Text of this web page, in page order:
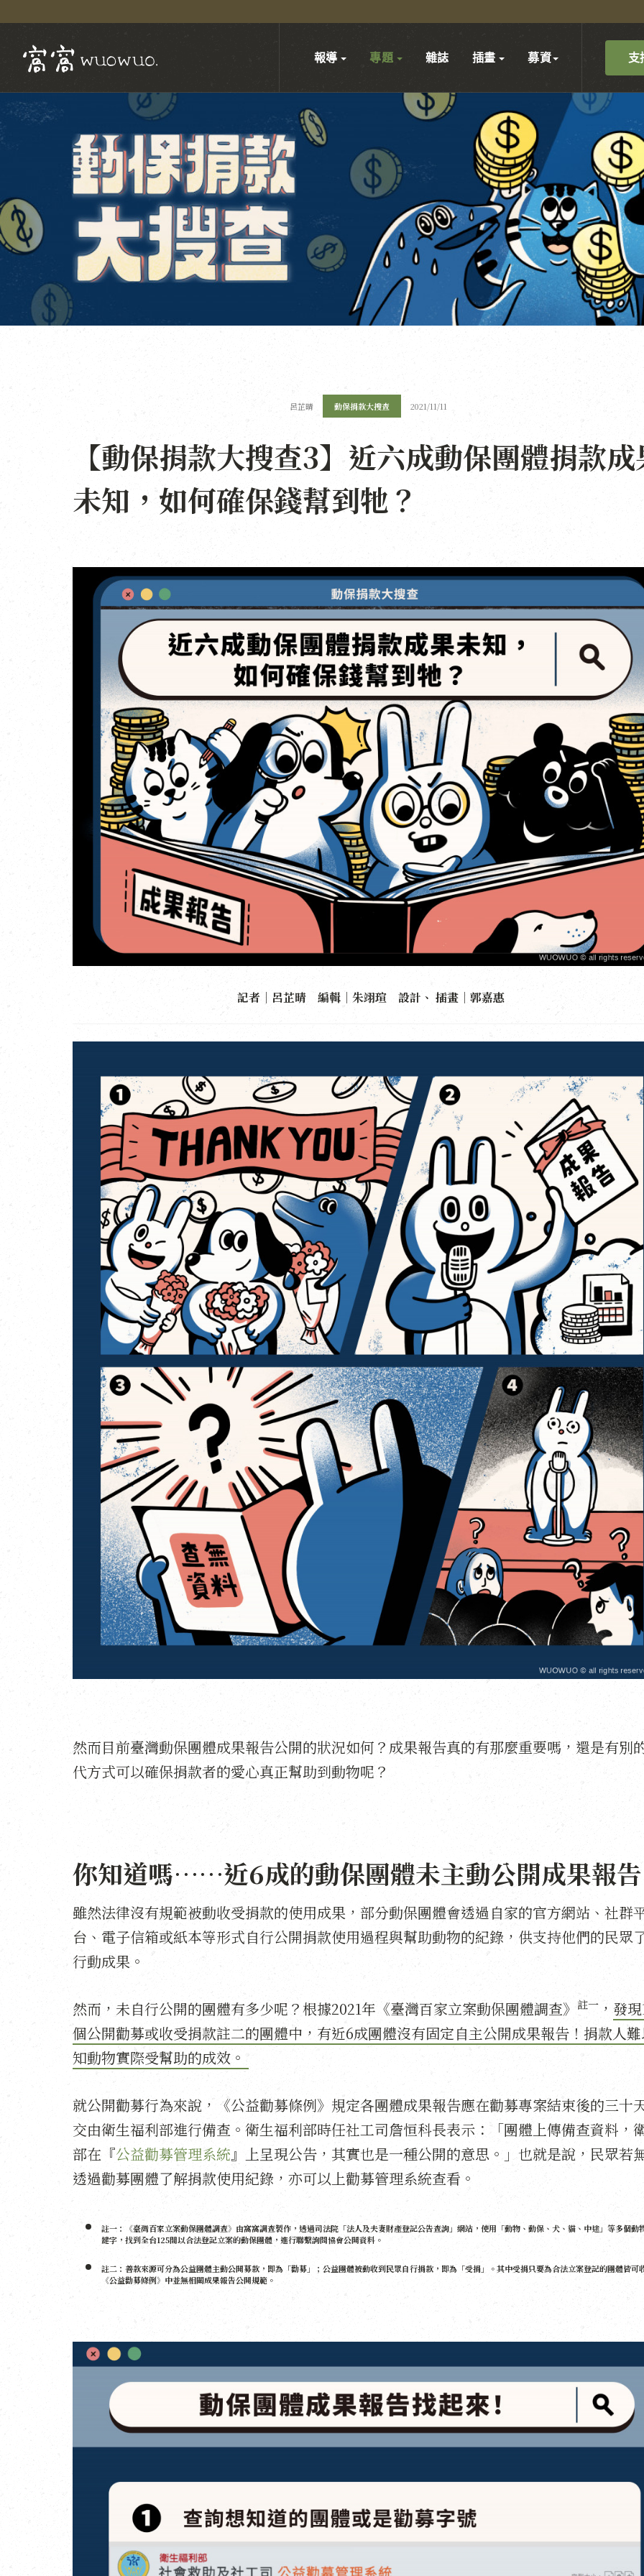
支
報導 專題 雜誌 插畫 募資
呂芷晴 動保捐款大搜查 2021/11/11
【動保捐款大搜查3】近六成動保團體捐款
未知，如何確保錢幫到牠？
記者｜呂芷晴 編輯｜朱翊瑄 設計、 插畫｜郭嘉惠
然而目前臺灣動保團體成果報告公開的狀況如何？成果報告真的有那麼重要嗎，還是有別
代方式可以確保捐款者的愛心真正幫助到動物呢？
你知道嗎⋯⋯近6成的動保團體未主動公開成果報告
雖然法律沒有規範被動收受捐款的使用成果，部分動保團體會透過自家的官方網站、社群
台、電子信箱或紙本等形式自行公開捐款使用過程與幫助動物的紀錄，供支持他們的民眾
行動成果。
然而，未自行公開的團體有多少呢？根據2021年《臺灣百家立案動保團體調查》 註一 ， 發
個公開勸募或收受捐款註二的團體中，有近6成團體沒有固定自主公開成果報告！捐款人
知動物實際受幫助的成效。
就公開勸募行為來說，《公益勸募條例》規定各團體成果報告應在勸募專案結束後的三十
交由衛生福利部進行備查。衛生福利部時任社工司詹恒科長表示：「團體上傳備查資料，
部在『公益勸募管理系統 』上呈現公告，其實也是一種公開的意思。」也就是說，民眾若
透過勸募團體了解捐款使用紀錄，亦可以上勸募管理系統查看。
註一：《臺灣百家立案動保團體調查》由窩窩調查製作，透過司法院「法人及夫妻財產登記公告查詢」網站，使用「動物、動保、犬、貓、中途」等多個動
鍵字，找到全台125間以合法登記立案的動保團體，進行聯繫詢問協會公開資料。
註二：善款來源可分為公益團體主動公開募款，即為「勸募」；公益團體被動收到民眾自行捐款，即為「受捐」。其中受捐只要為合法立案登記的團體皆可
《公益勸募條例》中並無相關成果報告公開規範。